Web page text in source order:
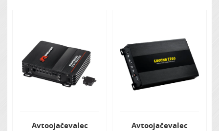
Avtoojačevalec
Avtoojačevalec